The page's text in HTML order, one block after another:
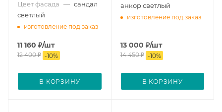
Цвет фасада — сандал
светлый
изготовление под заказ
11 160 ₽/шт
12 400₽ -10%
В КОРЗИНУ
анкор светлый
изготовление под заказ
13 000 ₽/шт
14 450₽ -10%
В КОРЗИНУ